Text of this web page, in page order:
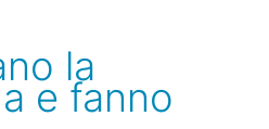
la
e fanno